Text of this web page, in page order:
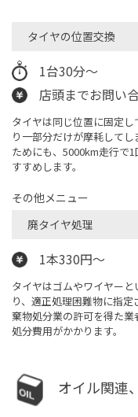
タイヤの位置交換
1台30分～
店頭までお問い
タイヤは同じ位置に固定
り一部分だけが摩耗して
ためにも、5000km走行で
すすめします。
その他メニュー
廃タイヤ処理
1本330円～
タイヤはゴムやワイヤー
り、適正処理困難物に指
棄物処分業の許可を得た業
処分費用がかかります。
オイル関連